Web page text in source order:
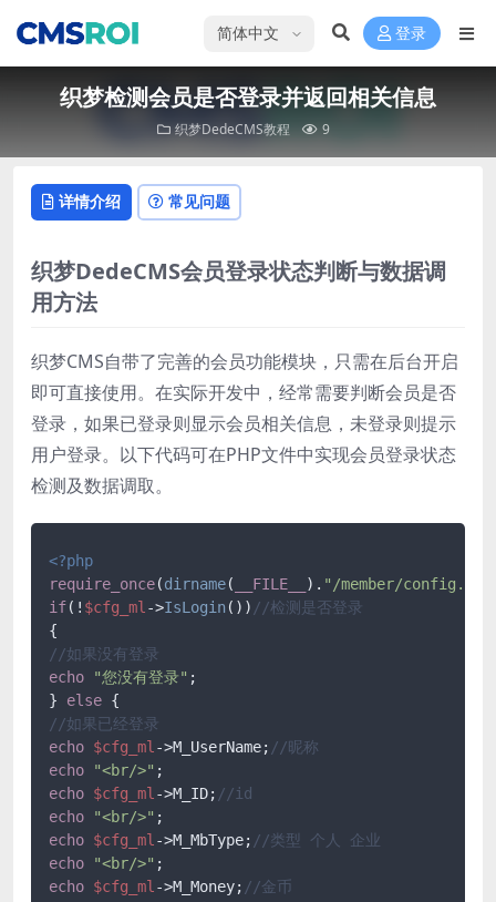
选择语言 登录
织梦检测会员是否登录并返回相关信息
织梦DedeCMS教程 9
详情介绍 常见问题
织梦DedeCMS会员登录状态判断与数据调
用方法
织梦CMS自带了完善的会员功能模块，只需在后台开启
即可直接使用。在实际开发中，经常需要判断会员是否
登录，如果已登录则显示会员相关信息，未登录则提示
用户登录。以下代码可在PHP文件中实现会员登录状态
检测及数据调取。
<?php
require_once(dirname( __FILE__ ). "/member/
if(! $cfg_ml ->IsLogin()) //检测是否登录
//如果没有登录
echo
"您没有登录" ;
} else
//如果已经登录
echo $cfg_ml ->M_UserName; //昵称
echo
"<br/>"
echo $cfg_ml ->M_ID; //id
echo
"<br/>"
echo $cfg_ml ->M_MbType; //类型 个人 企业
echo
"<br/>"
echo $cfg_ml ->M_Money; //金币